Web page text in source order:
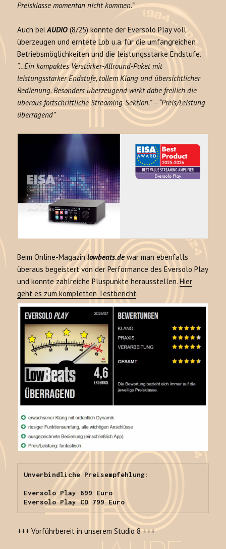
Preisklasse momentan nicht kommen.”
Auch beiAUDIO (8/25) konnte der Eversolo Play voll
überzeugen und erntete Lob u.a. für die umfangreichen
Betriebsmöglichkeiten und die leistungsstarke Endstufe.
“…Ein kompaktes Verstärker-Allround-Paket mit
leistungsstarker Endstufe, tollem Klang und übersichtlicher
Bedienung. Besonders überzeugend wirkt dabe freilich die
überaus fortschrittliche Streaming-Sektion.” – “Preis/Leistung
überragend”
Beim Online-Magazin lowbeats.dewar man ebenfalls
überaus begeistert von der Performance des Eversolo Play
und konnte zahlreiche Pluspunkte herausstellen.Hier
geht es zum kompletten Testbericht.
Unverbindliche Preisempfehlung:
Eversolo Play 699 Euro
Eversolo Play CD 799 Euro
+++ Vorführbereit in unserem Studio 8 +++